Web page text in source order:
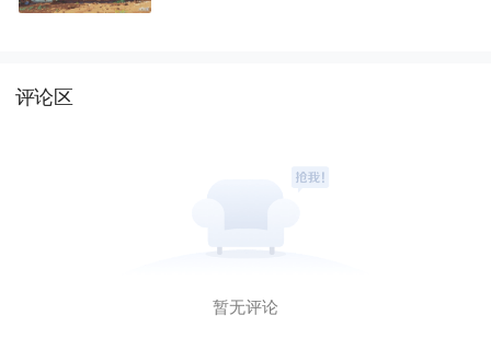
评论区
暂无评论